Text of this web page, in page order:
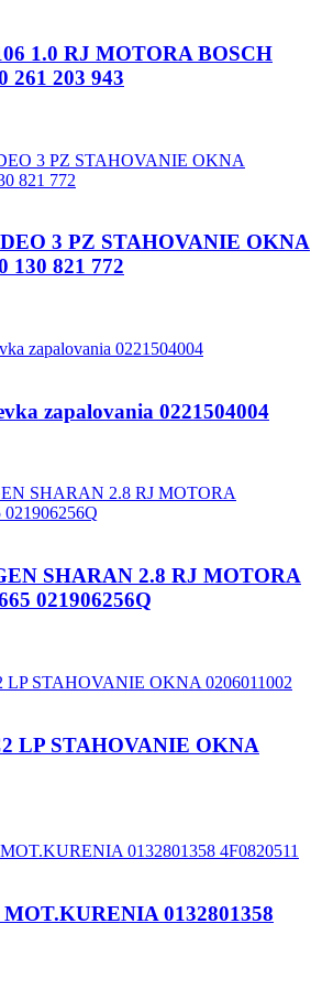
1.0 RJ MOTORA BOSCH
261 203 943
3 PZ STAHOVANIE OKNA
130 821 772
zapalovania 0221504004
SHARAN 2.8 RJ MOTORA
021906256Q
LP STAHOVANIE OKNA
0132801358